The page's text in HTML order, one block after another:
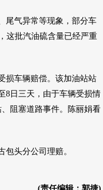
尾气异常等现象，部分车
这批汽油硫含量已经严重
车辆赔偿。该加油站站
8日三天，由于车辆受损情
阻塞道路事件。陈丽娟看
头分公司理赔。